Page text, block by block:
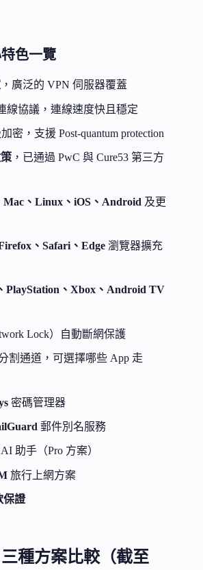
色一覽
，廣泛的 VPN 伺服器覆蓋
線協議，連線速度快且穩定
密，支援 Post-quantum protection
，已通過 PwC 與 Cure53 第三方
Mac、Linux、iOS、Android 及更
、Safari、Edge 瀏覽器擴充
PlayStation、Xbox、Android TV
Lock）自動斷網保護
割通道，可選擇哪些 App 走
密碼管理器
郵件別名服務
助手（Pro 方案）
旅行上網方案
保證
種方案比較（截至